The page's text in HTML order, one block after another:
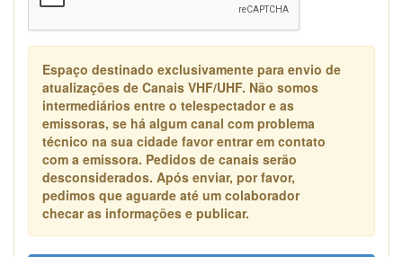
Espaço destinado exclusivamente para envio de
atualizações de Canais VHF/UHF. Não somos
intermediários entre o telespectador e as
emissoras, se há algum canal com problema
técnico na sua cidade favor entrar em contato
com a emissora. Pedidos de canais serão
desconsiderados. Após enviar, por favor,
pedimos que aguarde até um colaborador
checar as informações e publicar.